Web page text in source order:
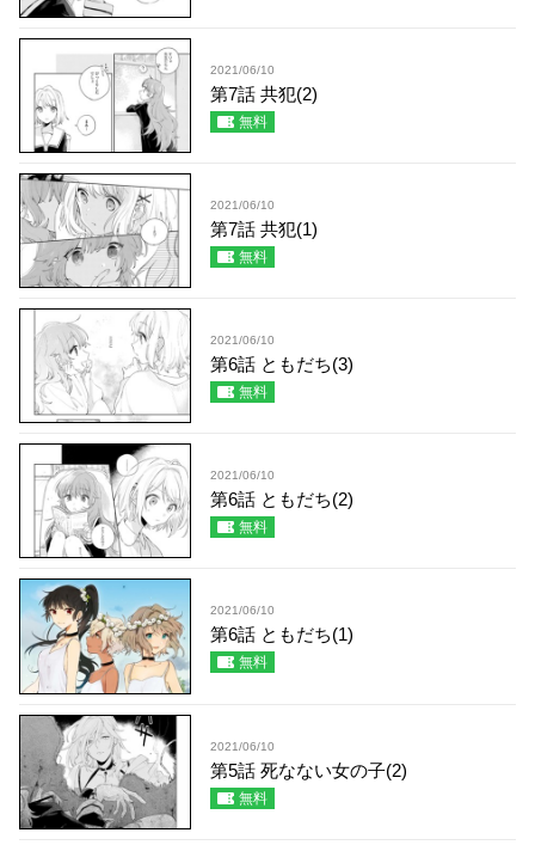
2021/06/10
第7話 共犯(2)
無料
2021/06/10
第7話 共犯(1)
無料
2021/06/10
第6話 ともだち(3)
無料
2021/06/10
第6話 ともだち(2)
無料
2021/06/10
第6話 ともだち(1)
無料
2021/06/10
第5話 死なない女の子(2)
無料